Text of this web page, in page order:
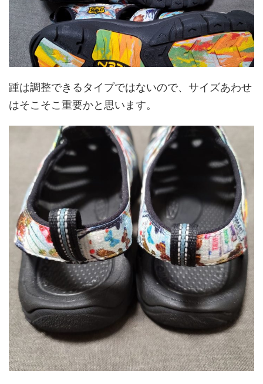
踵は調整できるタイプではないので、サイズあわせ
はそこそこ重要かと思います。